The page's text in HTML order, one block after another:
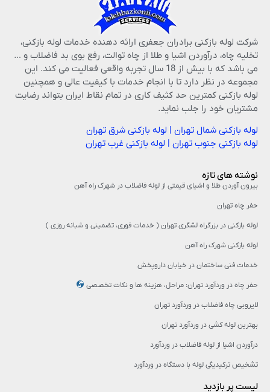
شرکت لوله بازکنی برادران جعفری ارائه دهنده خدمات لوله بازکنی،
تخلیه چاه، درآوردن اشیا و طلا از چاه توالت، رفع بوی بد فاضلاب و …
می باشد که با بیش از 18 سال تجربه واقعی فعالیت می کند. این
مجموعه در نظر دارد تا با انجام خدمات با کیفیت عالی و همچنین
لوله بازکنی کمترین حد کثیف کاری در تمام نقاط ایران بتواند رضایت
مشتریان خود را جلب نماید.
لوله بازکنی شمال تهران | لوله بازکنی شرق تهران
لوله بازکنی جنوب تهران | لوله بازکنی غرب تهران
نوشته های تازه
بیرون آوردن طلا و اشیای قیمتی از لوله فاضلاب در شهرک راه‌ آهن
حفر چاه تهران
لوله بازکنی در بزرگراه لشگری تهران ( خدمات فوری، تضمینی و شبانه روزی )
لوله بازکنی شهرک راه آهن
خدمات فنی ساختمان در خیابان داروپخش
حفر چاه در وردآورد تهران: مراحل، هزینه‌ ها و نکات تخصصی
لایروبی چاه فاضلاب در وردآورد تهران
بهترین لوله کشی در وردآورد تهران
درآوردن اشیا از لوله فاضلاب در وردآورد
تشخیص ترکیدیگی لوله با دستگاه در وردآورد
لیست پر بازدید